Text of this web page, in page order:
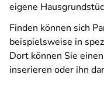
eigene
Finden können sich
beispielsweise in
Dort können Sie
inserieren oder ihn